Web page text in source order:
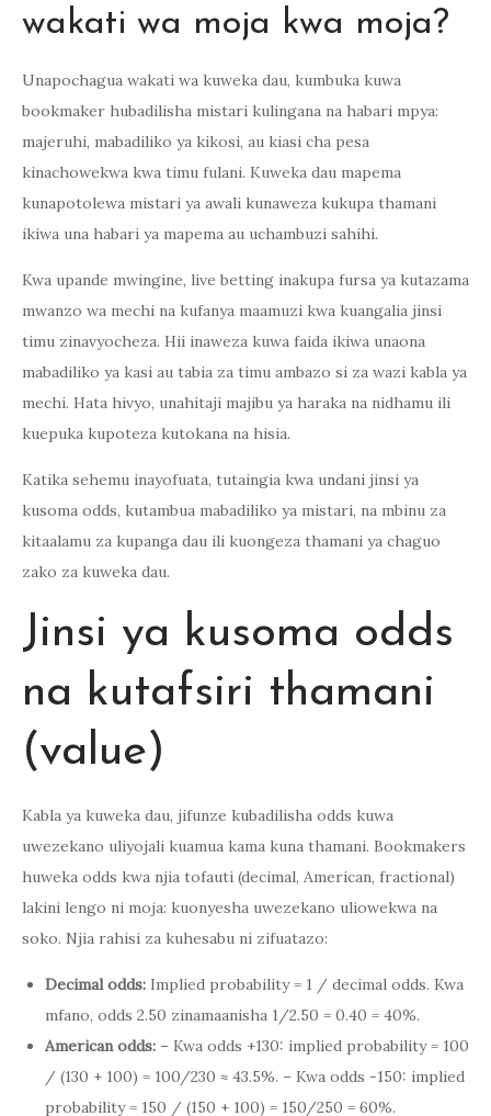
wakati wa moja kwa moja?
Unapochagua wakati wa kuweka dau, kumbuka kuwa
bookmaker hubadilisha mistari kulingana na habari mpya:
majeruhi, mabadiliko ya kikosi, au kiasi cha pesa
kinachowekwa kwa timu fulani. Kuweka dau mapema
kunapotolewa mistari ya awali kunaweza kukupa thamani
ikiwa una habari ya mapema au uchambuzi sahihi.
Kwa upande mwingine, live betting inakupa fursa ya kutazama
mwanzo wa mechi na kufanya maamuzi kwa kuangalia jinsi
timu zinavyocheza. Hii inaweza kuwa faida ikiwa unaona
mabadiliko ya kasi au tabia za timu ambazo si za wazi kabla ya
mechi. Hata hivyo, unahitaji majibu ya haraka na nidhamu ili
kuepuka kupoteza kutokana na hisia.
Katika sehemu inayofuata, tutaingia kwa undani jinsi ya
kusoma odds, kutambua mabadiliko ya mistari, na mbinu za
kitaalamu za kupanga dau ili kuongeza thamani ya chaguo
zako za kuweka dau.
Jinsi ya kusoma odds
na kutafsiri thamani
(value)
Kabla ya kuweka dau, jifunze kubadilisha odds kuwa
uwezekano uliyojali kuamua kama kuna thamani. Bookmakers
huweka odds kwa njia tofauti (decimal, American, fractional)
lakini lengo ni moja: kuonyesha uwezekano uliowekwa na
soko. Njia rahisi za kuhesabu ni zifuatazo:
Decimal odds: Implied probability = 1 / decimal odds. Kwa
mfano, odds 2.50 zinamaanisha 1/2.50 = 0.40 = 40%.
American odds: – Kwa odds +130: implied probability = 100
/ (130 + 100) = 100/230 ≈ 43.5%. – Kwa odds -150: implied
probability = 150 / (150 + 100) = 150/250 = 60%.